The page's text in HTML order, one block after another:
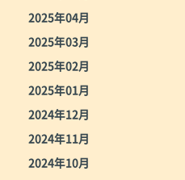
2025年04月
2025年03月
2025年02月
2025年01月
2024年12月
2024年11月
2024年10月